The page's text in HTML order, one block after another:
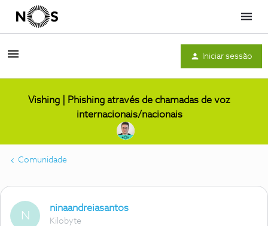
Menu
Iniciar sessão
Vishing | Phishing através de chamadas de voz
internacionais/nacionais
Comunidade
N
ninaandreiasantos
Kilobyte